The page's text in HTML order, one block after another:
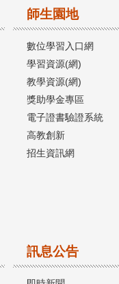
師生園地
數位學習入口網
學習資源(網)
教學資源(網)
獎助學金專區
電子證書驗證系統
高教創新
招生資訊網
訊息公告